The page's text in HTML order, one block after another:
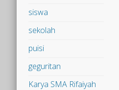
siswa
sekolah
puisi
geguritan
Karya SMA Rifaiyah